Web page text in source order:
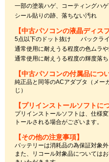
一部の塗装ハゲ、コーティングハゲ
シール貼りの跡、落ちない汚れ
【中古パソコンの液晶ディス
5点以下のドット抜け
バックラ
通常使用に耐えうる程度の色ムラ
通常使用に耐えうる程度の輝度落ち
【中古パソコンの付属品につい
純正品と同等のACアダプタ（メー
じ）
【プリインストールソフトに
プリインストールソフトは、仕様
トールされる場合がございます。
【その他の注意事項】
バッテリーは消耗品の為保証対象外
また、リコール対象品については